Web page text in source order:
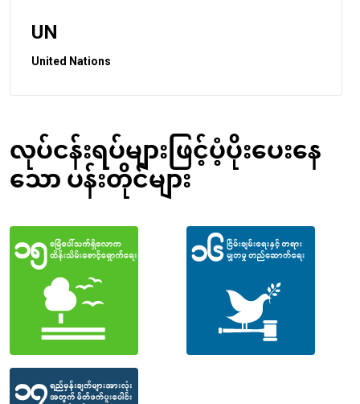
UN
United Nations
လုပ်ငန်းရပ်များဖြင့်ပံ့ပိုးပေးနေ
သော ပန်းတိုင်များ